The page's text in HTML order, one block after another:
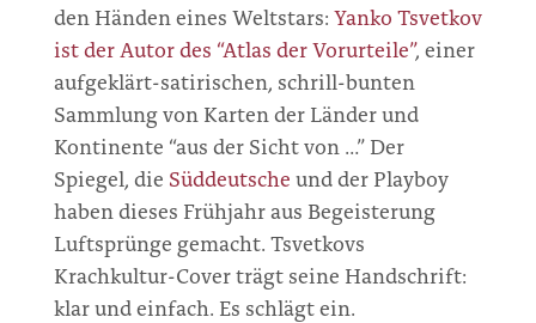
den Händen eines Weltstars: Yanko Tsvetkov
ist der Autor des “Atlas der Vorurteile”, einer
aufgeklärt-satirischen, schrill-bunten
Sammlung von Karten der Länder und
Kontinente “aus der Sicht von …” Der
Spiegel, die Süddeutsche und der Playboy
haben dieses Frühjahr aus Begeisterung
Luftsprünge gemacht. Tsvetkovs
Krachkultur-Cover trägt seine Handschrift:
klar und einfach. Es schlägt ein.